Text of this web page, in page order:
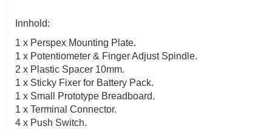
Innhold:
1 x Perspex Mounting Plate.
1 x Potentiometer & Finger Adjust Spindle.
2 x Plastic Spacer 10mm.
1 x Sticky Fixer for Battery Pack.
1 x Small Prototype Breadboard.
1 x Terminal Connector.
4 x Push Switch.